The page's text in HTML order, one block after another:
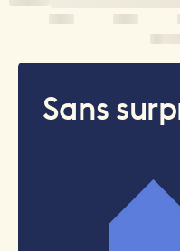
Sans